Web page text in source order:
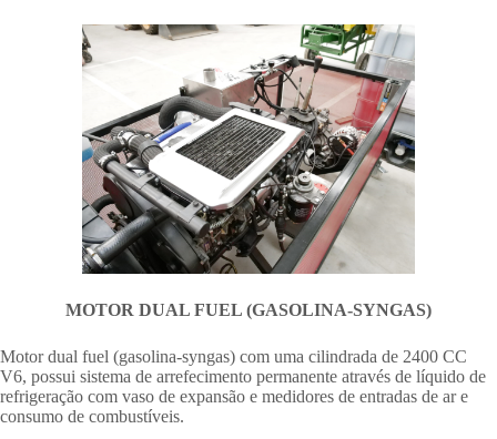
MOTOR DUAL FUEL (GASOLINA-SYNGAS)
Motor dual fuel (gasolina-syngas) com uma cilindrada de 2400 CC
V6, possui sistema de arrefecimento permanente através de líquido de
refrigeração com vaso de expansão e medidores de entradas de ar e
consumo de combustíveis.